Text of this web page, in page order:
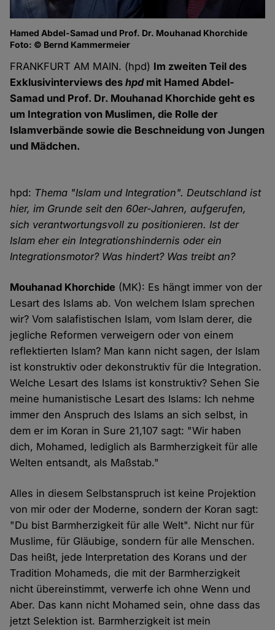
Hamed Abdel-Samad und Prof. Dr. Mouhanad Khorchide
Foto: © Bernd Kammermeier
FRANKFURT AM MAIN. (hpd) Im zweiten Teil des
Exklusivinterviews deshpdmit Hamed Abdel-
Samad und Prof. Dr. Mouhanad Khorchide geht es
um Integration von Muslimen, die Rolle der
Islamverbände sowie die Beschneidung von Jungen
und Mädchen.
hpd: Thema "Islam und Integration". Deutschland ist
hier, im Grunde seit den 60er-Jahren, aufgerufen,
sich verantwortungsvoll zu positionieren. Ist der
Islam eher ein Integrationshindernis oder ein
Integrationsmotor? Was hindert? Was treibt an?
Mouhanad Khorchide (MK): Es hängt immer von der
Lesart des Islams ab. Von welchem Islam sprechen
wir? Vom salafistischen Islam, vom Islam derer, die
jegliche Reformen verweigern oder von einem
reflektierten Islam? Man kann nicht sagen, der Islam
ist konstruktiv oder dekonstruktiv für die Integration.
Welche Lesart des Islams ist konstruktiv? Sehen Sie
meine humanistische Lesart des Islams: Ich nehme
immer den Anspruch des Islams an sich selbst, in
dem er im Koran in Sure 21,107 sagt: "Wir haben
dich, Mohamed, lediglich als Barmherzigkeit für alle
Welten entsandt, als Maßstab."
Alles in diesem Selbstanspruch ist keine Projektion
von mir oder der Moderne, sondern der Koran sagt:
"Du bist Barmherzigkeit für alle Welt". Nicht nur für
Muslime, für Gläubige, sondern für alle Menschen.
Das heißt, jede Interpretation des Korans und der
Tradition Mohameds, die mit der Barmherzigkeit
nicht übereinstimmt, verwerfe ich ohne Wenn und
Aber. Das kann nicht Mohamed sein, ohne dass das
jetzt Selektion ist. Barmherzigkeit ist mein